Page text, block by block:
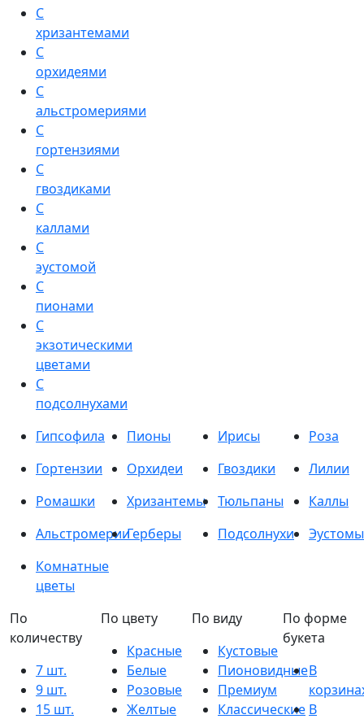
С
хризантемами
С
орхидеями
С
альстромериями
С
гортензиями
С
гвоздиками
С
каллами
С
эустомой
С
пионами
С
экзотическими
цветами
С
подсолнухами
Гипсофила
Пионы Ирисы
Роза
Гортензии
Орхидеи Гвоздики
Лилии
Ромашки
Хризантемы Тюльпаны
Каллы
АльстромерииГерберы Подсолнухи
Эустомы
Комнатные
цветы
По
количеству
7 шт.
9 шт.
15 шт.
По цвету
Красные
Белые
Розовые
Желтые
По виду
Кустовые
Пионовидные
Премиум
Классические
По форме
букета
В
В